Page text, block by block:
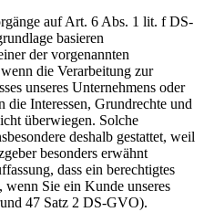
auf Art. 6 Abs. 1 lit. f DS-
basieren
der vorgenannten
die Verarbeitung zur
unseres Unternehmens oder
Interessen, Grundrechte und
überwiegen. Solche
deshalb gestattet, weil
besonders erwähnt
dass ein berechtigtes
wenn Sie ein Kunde unseres
47 Satz 2 DS-GVO).